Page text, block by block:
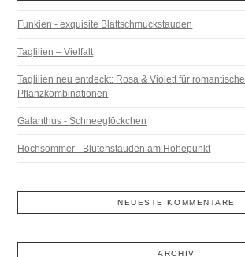
Funkien - exquisite Blattschmuckstauden
Taglilien – Vielfalt
Taglilien neu entdeckt: Rosa & Violett für romantische
Pflanzkombinationen
Galanthus - Schneeglöckchen
Hochsommer - Blütenstauden am Höhepunkt
NEUESTE KOMMENTARE
ARCHIV